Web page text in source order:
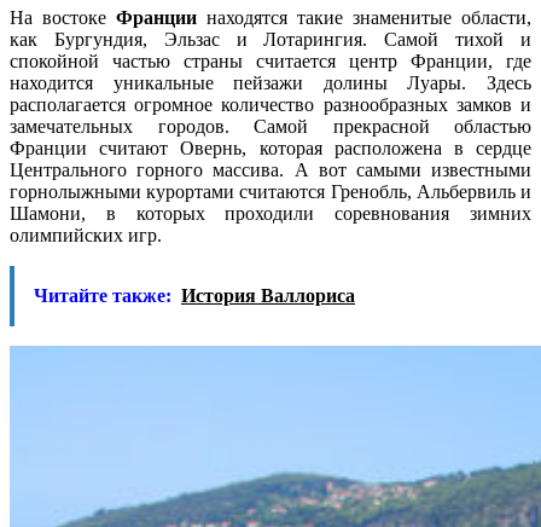
На востоке Франции находятся такие знаменитые области,
как Бургундия, Эльзас и Лотарингия. Самой тихой и
спокойной частью страны считается центр Франции, где
находится уникальные пейзажи долины Луары. Здесь
располагается огромное количество разнообразных замков и
замечательных городов. Самой прекрасной областью
Франции считают Овернь, которая расположена в сердце
Центрального горного массива. А вот самыми известными
горнолыжными курортами считаются Гренобль, Альбервиль и
Шамони, в которых проходили соревнования зимних
олимпийских игр.
Читайте также: История Валлориса